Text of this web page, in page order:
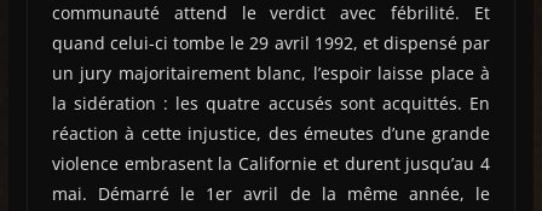
communauté attend le verdict avec fébrilité. Et
quand celui-ci tombe le 29 avril 1992, et dispensé par
un jury majoritairement blanc, l’espoir laisse place à
la sidération : les quatre accusés sont acquittés. En
réaction à cette injustice, des émeutes d’une grande
violence embrasent la Californie et durent jusqu’au 4
mai. Démarré le 1er avril de la même année, le